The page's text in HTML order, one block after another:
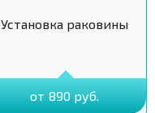
Установка раковины
от 890 руб.